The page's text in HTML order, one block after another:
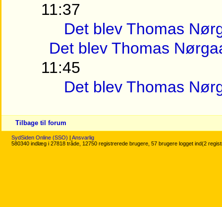
11:37
Det blev Thomas
Det blev Thomas
11:45
Det blev Thomas
Tilbage til forum
SydSiden Online (SSO) | Ansvarlig
580340 indlæg i 27818 tråde, 12750 registrerede brugere, 57 brugere logget ind(2